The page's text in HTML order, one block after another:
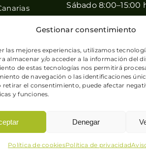
Gestionar consentimiento
las mejores experiencias, utilizamos
almacenar y/o acceder a la información del
de estas tecnologías nos permitirá
de navegación o las identificaciones
retirar el consentimiento, puede afectar
y funciones.
Denegar
Política de cookiesPolítica de privacidad
Sábado 8:00–15:00
Domingo Cerrado
cookies| Sitio web desarrollado por